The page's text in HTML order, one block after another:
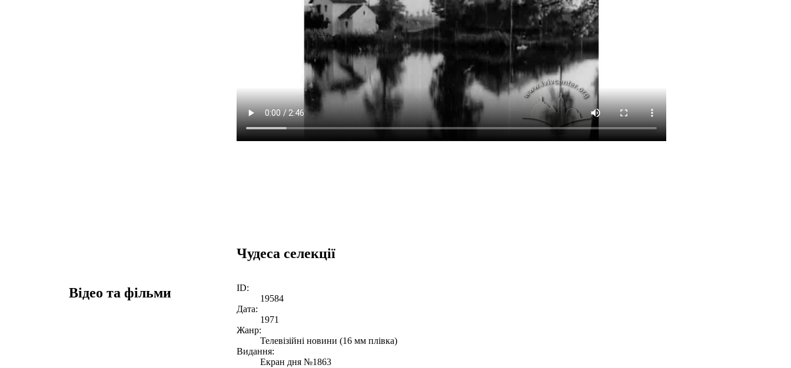
Чудеса селекції
Відео та фільми
ID:
19584
Дата:
1971
Жанр:
Телевізійні новини (16 мм плівка)
Видання:
Екран дня №1863